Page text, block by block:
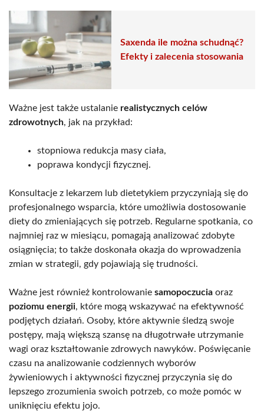
Saxenda ile można schudnąć?
Efekty i zalecenia stosowania
Ważne jest także ustalanie realistycznych celów
zdrowotnych, jak na przykład:
stopniowa redukcja masy ciała,
poprawa kondycji fizycznej.
Konsultacje z lekarzem lub dietetykiem przyczyniają się do
profesjonalnego wsparcia, które umożliwia dostosowanie
diety do zmieniających się potrzeb. Regularne spotkania, co
najmniej raz w miesiącu, pomagają analizować zdobyte
osiągnięcia; to także doskonała okazja do wprowadzenia
zmian w strategii, gdy pojawiają się trudności.
Ważne jest również kontrolowanie samopoczucia oraz
poziomu energii, które mogą wskazywać na efektywność
podjętych działań. Osoby, które aktywnie śledzą swoje
postępy, mają większą szansę na długotrwałe utrzymanie
wagi oraz kształtowanie zdrowych nawyków. Poświęcanie
czasu na analizowanie codziennych wyborów
żywieniowych i aktywności fizycznej przyczynia się do
lepszego zrozumienia swoich potrzeb, co może pomóc w
uniknięciu efektu jojo.